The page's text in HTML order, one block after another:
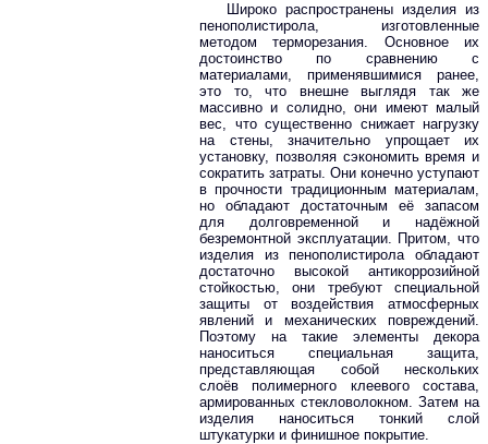
Широко распространены изделия из
пенополистирола, изготовленные
методом терморезания. Основное их
достоинство по сравнению с
материалами, применявшимися ранее,
это то, что внешне выглядя так же
массивно и солидно, они имеют малый
вес, что существенно снижает нагрузку
на стены, значительно упрощает их
установку, позволяя сэкономить время и
сократить затраты. Они конечно уступают
в прочности традиционным материалам,
но обладают достаточным её запасом
для долговременной и надёжной
безремонтной эксплуатации. Притом, что
изделия из пенополистирола обладают
достаточно высокой антикоррозийной
стойкостью, они требуют специальной
защиты от воздействия атмосферных
явлений и механических повреждений.
Поэтому на такие элементы декора
наноситься специальная защита,
представляющая собой нескольких
слоёв полимерного клеевого состава,
армированных стекловолокном. Затем на
изделия наноситься тонкий слой
штукатурки и финишное покрытие.